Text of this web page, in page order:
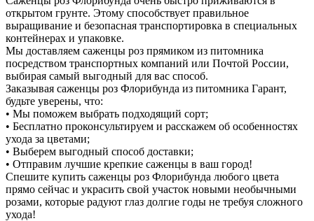
открытом грунте. Этому способствует правильное
выращивание и безопасная транспортировка в специальных
контейнерах и упаковке.
Мы доставляем саженцы роз прямиком из питомника
посредством транспортных компаний или Почтой России,
выбирая самый выгодный для вас способ.
Заказывая саженцы роз Флорибунда из питомника Гарант,
будьте уверены, что:
• Мы поможем выбрать подходящий сорт;
• Бесплатно проконсультируем и расскажем об особенностях
ухода за цветами;
• Выберем выгодный способ доставки;
• Отправим лучшие крепкие саженцы в ваш город!
Спешите купить саженцы роз Флорибунда любого цвета
прямо сейчас и украсить свой участок новыми необычными
розами, которые радуют глаз долгие годы не требуя сложного
ухода!